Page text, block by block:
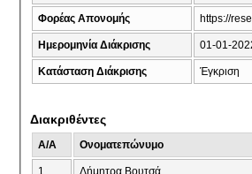
Φορέας Απονομής https://
Ημερομηνία Διάκρισης 01-01-
Κατάσταση Διάκρισης Έγκριση
Διακριθέντες
A/A Ονοματεπώνυμο